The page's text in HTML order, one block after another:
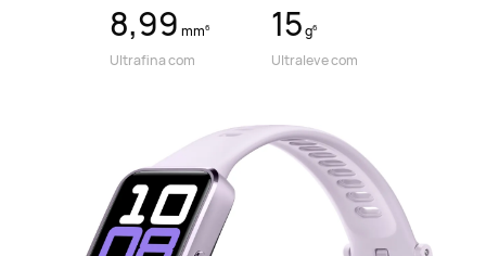
8,99 mm6
Ultrafina com
15g6
Ultraleve com